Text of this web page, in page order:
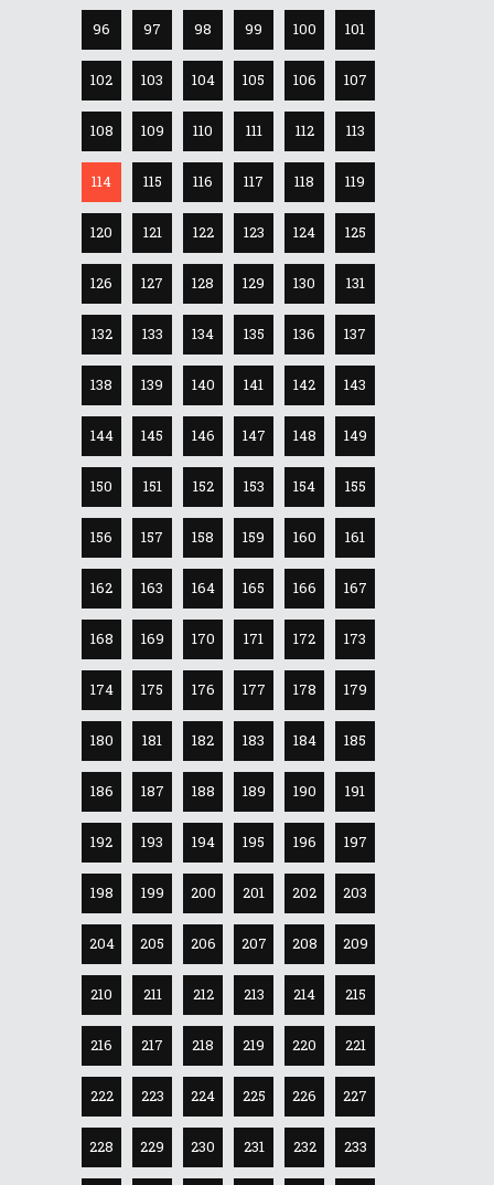
96 97 98 99 100 101
102 103 104 105 106 107
108 109 110 111 112 113
114 115 116 117 118 119
120 121 122 123 124 125
126 127 128 129 130 131
132 133 134 135 136 137
138 139 140 141 142 143
144 145 146 147 148 149
150 151 152 153 154 155
156 157 158 159 160 161
162 163 164 165 166 167
168 169 170 171 172 173
174 175 176 177 178 179
180 181 182 183 184 185
186 187 188 189 190 191
192 193 194 195 196 197
198 199 200 201 202 203
204 205 206 207 208 209
210 211 212 213 214 215
216 217 218 219 220 221
222 223 224 225 226 227
228 229 230 231 232 233